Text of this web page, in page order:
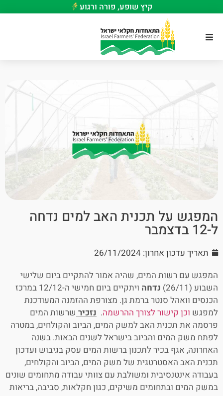
קיץ שופע, פורה ורגוע
המפגש על תכנית האב למים נדחה
ל-12 בדצמבר
תאריך עדכון אחרון: 26/11/2024
המפגש עם רשות המים, שהיה אמור להתקיים ביום שלישי
השבוע (26/11)
נדחה
ויתקיים ביום חמישי ה-12/12 במרכז
הכנסים וואהל סנטר ברמת גן. מצורפת ההזמנה המעודכנת
למפגש וכן קישור לצורך ההרשמה. נזכיר שרשות המים
פרסמה את תכנית האב למשק המים, הביוב והקולחים, במטרה
לפתח משק המים והביוב בישראל לשנים הבאות. בשנה
האחרונה, אגף בכיר לתכנון ברשות המים עסק בגיבוש ועדכון
תכנית האב האסטרטגית של משק המים, הביוב והקולחים,
בעבודה אינטנסיבית ומשולבת עם צוותי עבודה מתחומים שונים
במשק המים ובתחומים משיקים, כגון חקלאות, סביבה, בריאות